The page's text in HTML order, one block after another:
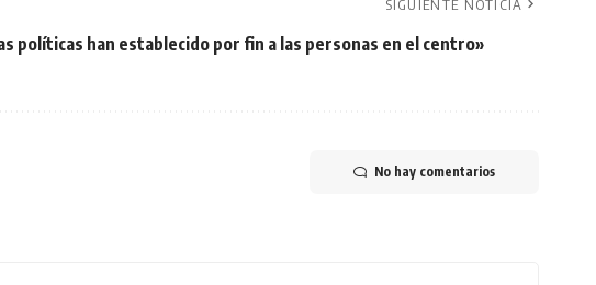
SIGUIENTE NOTICIA
políticas han establecido por fin a las personas en el centro»
No hay comentarios